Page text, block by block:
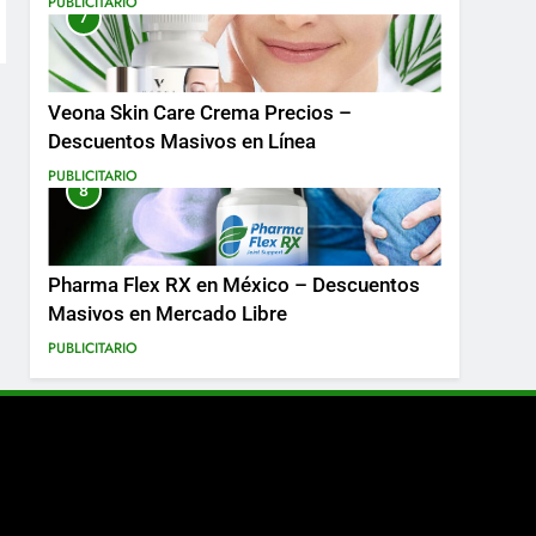
Más7
Veona Skin Care Crema Precios –
Descuentos Masivos en Línea
PUBLICITARIO
8
Pharma Flex RX en México – Descuentos
Masivos en Mercado Libre
PUBLICITARIO